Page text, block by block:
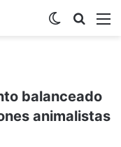
Buscar
Switch skin
balanceado
animalistas